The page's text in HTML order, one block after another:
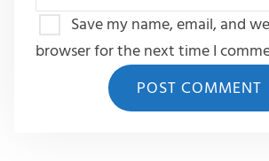
Save my name, email, and
browser for the next time I